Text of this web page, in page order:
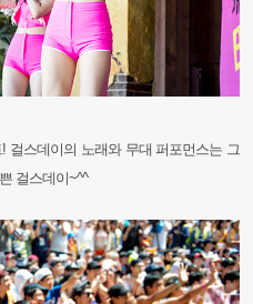
걸스데이의 노래와 무대 퍼포먼스는 그
걸스데이~^^